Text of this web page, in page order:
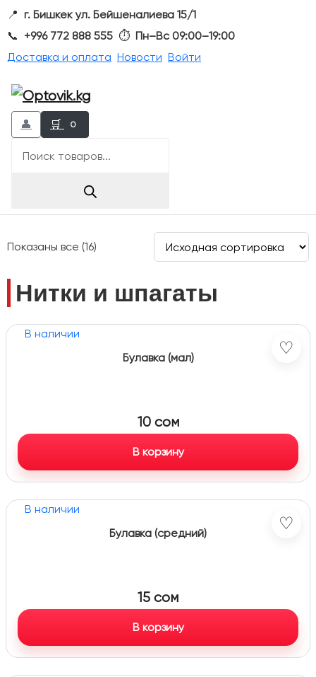
📍 г. Бишкек ул. Бейшеналиева 15/1
📞 +996 772 888 555 ⏱ Пн–Вс 09:00–19:00
Доставка и оплата Новости Войти
👤 🛒 0
товаров
Показаны все (16)
Нитки и шпагаты
В наличии
♡
Булавка (мал)
10 сом
В корзину
В наличии
♡
Булавка (средний)
15 сом
В корзину